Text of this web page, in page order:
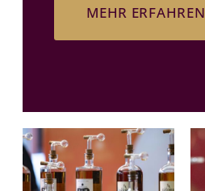
MEHR ERFAHREN